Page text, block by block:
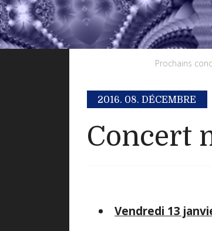
Prochains
2016. 08. DÉCEMBRE
Concert
Vendredi 13